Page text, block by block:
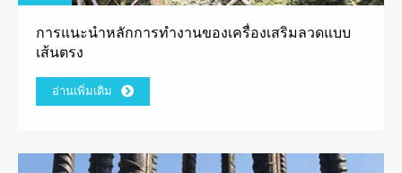
การแนะนำหลักการทำงานของเครื่องเสริมลวดแบบ
เส้นตรง
อ่านเพิ่มเติม